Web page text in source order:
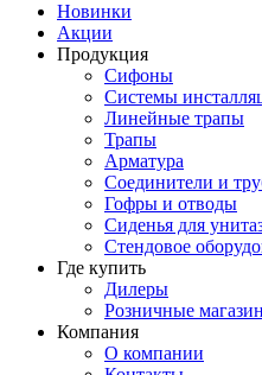
Новинки
Акции
Продукция
Сифоны
Системы
Линейные трапы
Трапы
Арматура
Соединители и
Гофры и отводы
Сиденья для
Стендовое
Где купить
Дилеры
Розничные
Компания
О компании